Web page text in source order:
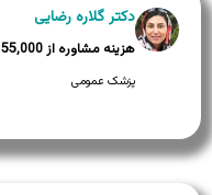
دکتر گلاره رضایی
55,000
پزشک عمومی